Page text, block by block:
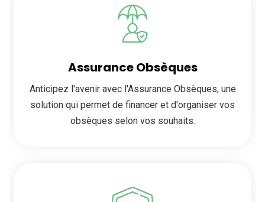
Assurance Obsèques
Anticipez l'avenir avec l'Assurance Obsèques, une
solution qui permet de financer et d'organiser vos
obsèques selon vos souhaits.